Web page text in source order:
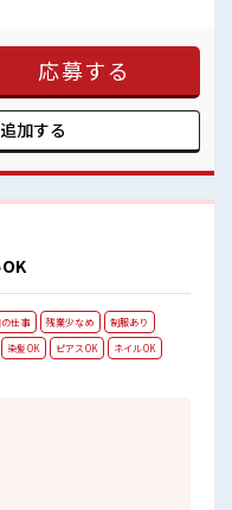
丈夫♪ 経験はちょっとだけ…
しやすい職場≫ もちろん男
る≫ 場合によってはお願い
ほとんどナシ！ ≪土日祝休の
ライベート満喫！ ≪ヘアカラ
るすぎたり奇抜でなければ基
過ぎなければOKだから、 モ
応募する
追加する
仕事 残業少なめ
制服あり
染髪OK ピアスOK
ネイルOK
♪